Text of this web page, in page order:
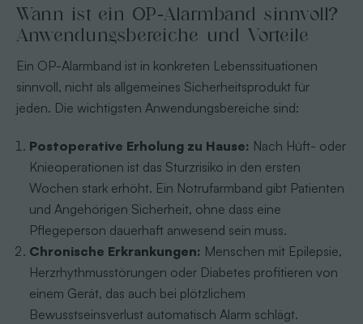
Wann ist ein OP-Alarmband sinnvoll?
Anwendungsbereiche und Vorteile
Ein OP-Alarmband ist in konkreten Lebenssituationen
sinnvoll, nicht als allgemeines Sicherheitsprodukt für
jeden. Die wichtigsten Anwendungsbereiche sind:
Postoperative Erholung zu Hause: Nach Hüft- oder
Knieoperationen ist das Sturzrisiko in den ersten
Wochen stark erhöht. Ein Notrufarmband gibt Patienten
und Angehörigen Sicherheit, ohne dass eine
Pflegeperson dauerhaft anwesend sein muss.
Chronische Erkrankungen: Menschen mit Epilepsie,
Herzrhythmusstörungen oder Diabetes profitieren von
einem Gerät, das auch bei plötzlichem
Bewusstseinsverlust automatisch Alarm schlägt.